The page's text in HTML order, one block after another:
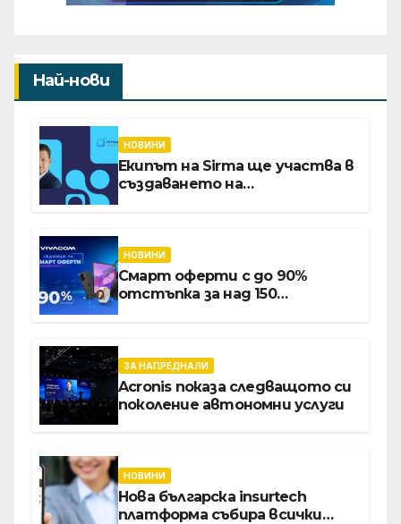
Най-нови
НОВИНИ
Екипът на Sirma ще участва в
създаването на
хотелиерството
НОВИНИ
Смарт оферти с до 90%
отстъпка за над 150
ЗА НАПРЕДНАЛИ
Acronis показа следващото си
поколение автономни услуги
НОВИНИ
Нова българска insurtech
платформа събира всички